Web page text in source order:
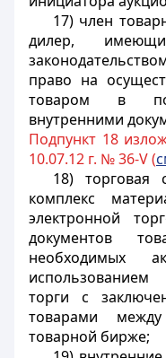
17) член
дилер,
право на
товаром в
внутренними
Подпункт 18
10.07.12 г. № 36-V (
18) торговая
комплекс
электронной
документов
необходимых
торги с
товарами
товарной бирже;